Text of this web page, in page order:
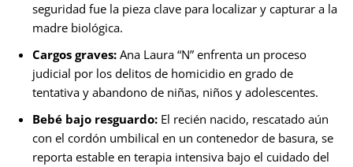
seguridad fue la pieza clave para localizar y capturar a la
madre biológica.
Cargos graves: Ana Laura “N” enfrenta un proceso
judicial por los delitos de homicidio en grado de
tentativa y abandono de niñas, niños y adolescentes.
Bebé bajo resguardo: El recién nacido, rescatado aún
con el cordón umbilical en un contenedor de basura, se
reporta estable en terapia intensiva bajo el cuidado del